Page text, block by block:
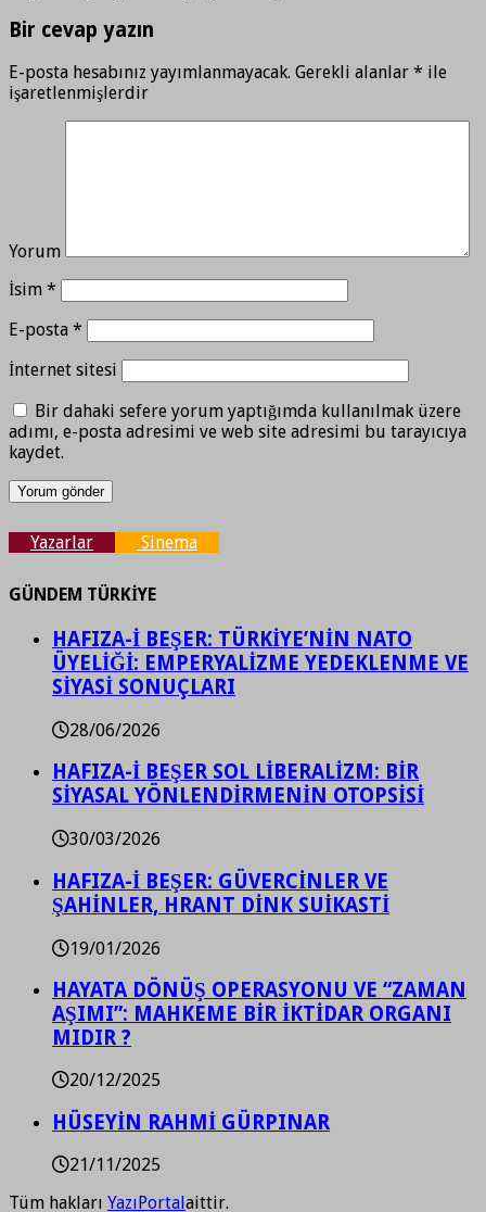
Bir cevap yazın
E-posta hesabınız yayımlanmayacak. Gerekli alanlar * ile
işaretlenmişlerdir
Yorum
İsim *
E-posta *
İnternet sitesi
Bir dahaki sefere yorum yaptığımda kullanılmak üzere
adımı, e-posta adresimi ve web site adresimi bu tarayıcıya
kaydet.
Yazarlar Sinema
GÜNDEM TÜRKİYE
HAFIZA-İ BEŞER: TÜRKİYE’NİN NATO
ÜYELİĞİ: EMPERYALİZME YEDEKLENME VE
SİYASİ SONUÇLARI
28/06/2026
HAFIZA-İ BEŞER SOL LİBERALİZM: BİR
SİYASAL YÖNLENDİRMENİN OTOPSİSİ
30/03/2026
HAFIZA-İ BEŞER: GÜVERCİNLER VE
ŞAHİNLER, HRANT DİNK SUİKASTİ
19/01/2026
HAYATA DÖNÜŞ OPERASYONU VE “ZAMAN
AŞIMI”: MAHKEME BİR İKTİDAR ORGANI
MIDIR ?
20/12/2025
HÜSEYİN RAHMİ GÜRPINAR
21/11/2025
Tüm hakları YazıPortal aittir.